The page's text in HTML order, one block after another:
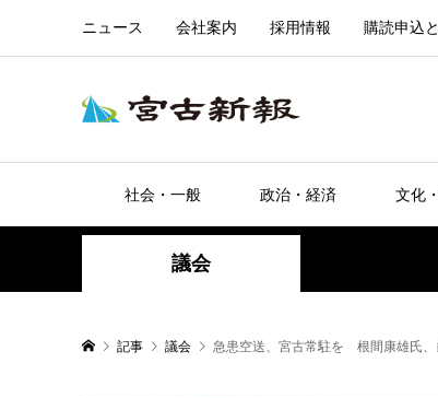
ニュース 会社案内 採用情報 購読申込
社会・一般 政治・経済 文化
議会
記事 議会 急患空送、宮古常駐を 根間康雄氏、